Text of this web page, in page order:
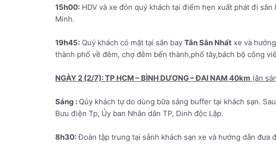
15h00: HDV và xe đón quý khách tại điểm hẹn xuất phát đi
Minh.
19h45: Quý khách có mặt tại sân bay Tân Sân Nhất xe và
thành phố về đêm, chợ đêm bến thành,phố tây,bách bộ công
NGÀY 2 (2/7): TP HCM – BÌNH DƯƠNG – ĐẠI NAM 40km (ăn
Sáng : Qúy khách tự do dùng bữa sáng buffer tại khách sạn.
Bưu điện Tp, Ủy ban Nhân dân TP, Dinh độc Lập.
8h30:Đoàn tập trung tại sảnh khách sạn xe và hướng dẫn đưa